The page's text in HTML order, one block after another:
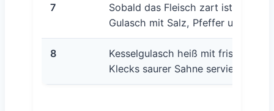
7
Sobald das Fleisch zart ist
Gulasch mit Salz, Pfeffer und ggf.
8
Kesselgulasch heiß mit frischem
Klecks saurer Sahne servieren.